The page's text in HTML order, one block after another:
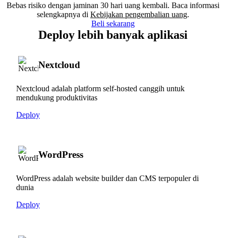
Bebas risiko dengan jaminan 30 hari uang kembali. Baca informasi
selengkapnya di Kebijakan pengembalian uang.
Beli sekarang
Deploy lebih banyak aplikasi
Nextcloud
Nextcloud adalah platform self-hosted canggih untuk
mendukung produktivitas
Deploy
WordPress
WordPress adalah website builder dan CMS terpopuler di
dunia
Deploy